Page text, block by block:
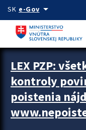
Preskocit na hlavný obsah
SK e-Govarrow_drop_down
Zastavit automatický
LEX PZP:
kontroly
poistenia